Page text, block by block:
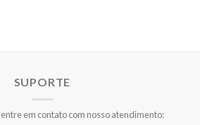
SUPORTE
em contato com nosso atendimento: